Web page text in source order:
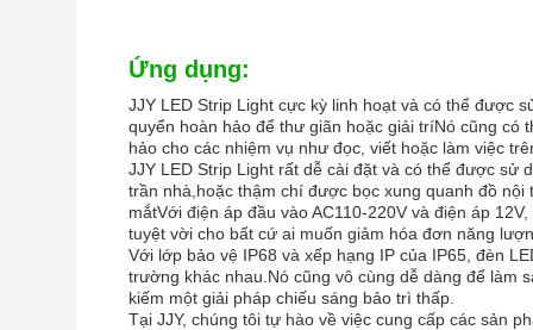
Ứng dụng:
JJY LED Strip Light cực kỳ linh hoạt và có thể được
quyển hoàn hảo để thư giãn hoặc giải tríNó cũng
hảo cho các nhiệm vụ như đọc, viết hoặc làm việc
JJY LED Strip Light rất dễ cài đặt và có thể được
trần nhà,hoặc thậm chí được bọc xung quanh đồ
mắtVới điện áp đầu vào AC110-220V và điện áp
tuyệt vời cho bất cứ ai muốn giảm hóa đơn năng
Với lớp bảo vệ IP68 và xếp hạng IP của IP65, đèn
trường khác nhau.Nó cũng vô cùng dễ dàng để làm
kiếm một giải pháp chiếu sáng bảo trì thấp.
Tại JJY, chúng tôi tự hào về việc cung cấp các sản